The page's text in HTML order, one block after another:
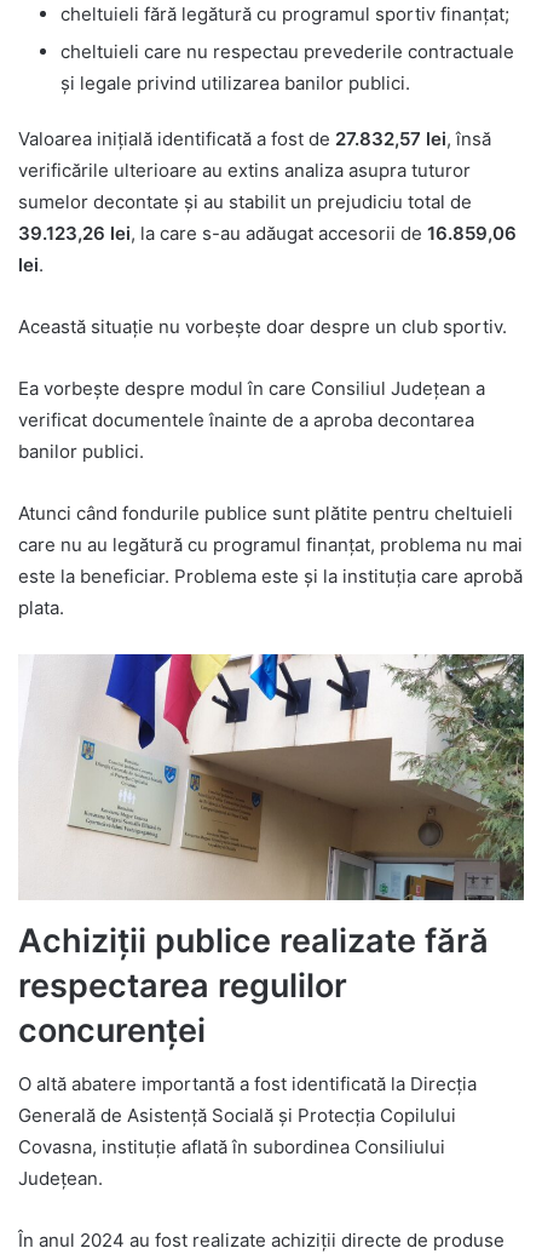
cheltuieli fără legătură cu programul sportiv finanțat;
cheltuieli care nu respectau prevederile contractuale
și legale privind utilizarea banilor publici.
Valoarea inițială identificată a fost de 27.832,57 lei, însă
verificările ulterioare au extins analiza asupra tuturor
sumelor decontate și au stabilit un prejudiciu total de
39.123,26 lei, la care s-au adăugat accesorii de 16.859,06
lei.
Această situație nu vorbește doar despre un club sportiv.
Ea vorbește despre modul în care Consiliul Județean a
verificat documentele înainte de a aproba decontarea
banilor publici.
Atunci când fondurile publice sunt plătite pentru cheltuieli
care nu au legătură cu programul finanțat, problema nu mai
este la beneficiar. Problema este și la instituția care aprobă
plata.
Achiziții publice realizate fără
respectarea regulilor
concurenței
O altă abatere importantă a fost identificată la Direcția
Generală de Asistență Socială și Protecția Copilului
Covasna, instituție aflată în subordinea Consiliului
Județean.
În anul 2024 au fost realizate achiziții directe de produse